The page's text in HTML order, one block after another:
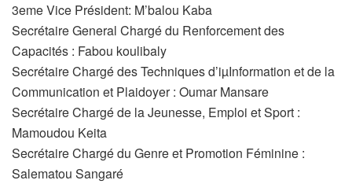
3eme Vice Président: M’balou Kaba
Secrétaire General Chargé du Renforcement des
Capacités : Fabou koulibaly
Secrétaire Chargé des Techniques d’iµInformation et de la
Communication et Plaidoyer : Oumar Mansare
Secrétaire Chargé de la Jeunesse, Emploi et Sport :
Mamoudou Keita
Secrétaire Chargé du Genre et Promotion Féminine :
Salematou Sangaré